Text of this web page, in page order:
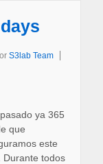
S3lab Team
ya 365
que
este
Durante todos